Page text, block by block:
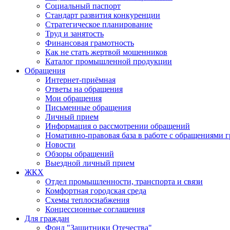
Социальный паспорт
Стандарт развития конкуренции
Стратегическое планирование
Труд и занятость
Финансовая грамотность
Как не стать жертвой мошенников
Каталог промышленной продукции
Обращения
Интернет-приёмная
Ответы на обращения
Мои обращения
Письменные обращения
Личный прием
Информация о рассмотрении обращений
Номативно-правовая база в работе с обращениями
Новости
Обзоры обращений
Выездной личный прием
ЖКХ
Отдел промышленности, транспорта и связи
Комфортная городская среда
Схемы теплоснабжения
Концессионные соглашения
Для граждан
Фонд "Защитники Отечества"